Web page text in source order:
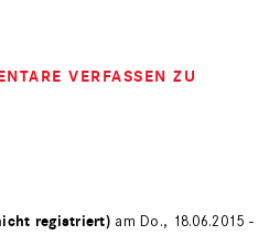
VERFASSEN ZU
registriert) am Do., 18.06.2015 -